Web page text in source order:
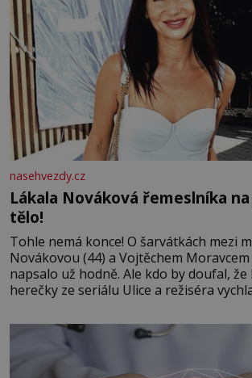
nasehvezdy.cz
Lákala Nováková řemeslníka
tělo!
Tohle nemá konce! O šarvátkách mezi
Novákovou (44) a Vojtěchem
napsalo už hodně. Ale kdo by doufal,
herečky ze seriálu Ulice a režiséra